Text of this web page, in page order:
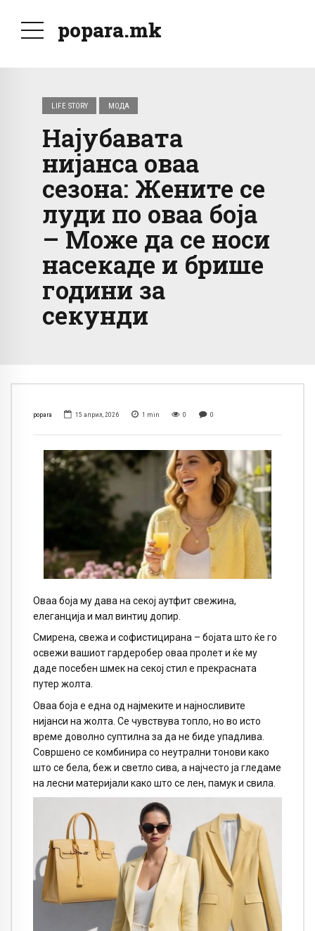
popara.mk
LIFE STORY МОДА
Најубавата
нијанса оваа
сезона: Жените се
луди по оваа боја
– Може да се носи
насекаде и брише
години за
секунди
popara 15 април, 2026 1 min 0 0
Оваа боја му дава на секој аутфит свежина,
елеганција и мал винтиџ допир.
Смирена, свежа и софистицирана – бојата што ќе го
освежи вашиот гардеробер оваа пролет и ќе му
даде посебен шмек на секој стил е прекрасната
путер жолта.
Оваа боја е една од најмеките и најносливите
нијанси на жолта. Се чувствува топло, но во исто
време доволно суптилна за да не биде упадлива.
Совршено се комбинира со неутрални тонови како
што се бела, беж и светло сива, а најчесто ја гледаме
на лесни материјали како што се лен, памук и свила.